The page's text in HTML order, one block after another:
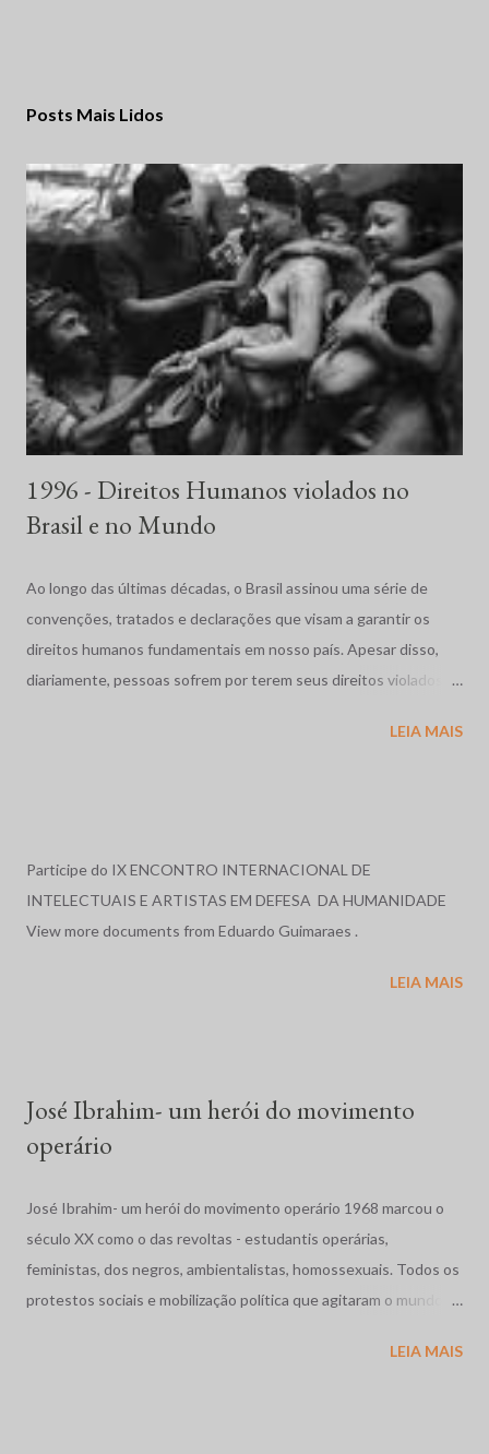
Posts Mais Lidos
1996 - Direitos Humanos violados no
Brasil e no Mundo
Ao longo das últimas décadas, o Brasil assinou uma série de
convenções, tratados e declarações que visam a garantir os
direitos humanos fundamentais em nosso país. Apesar disso,
diariamente, pessoas sofrem por terem seus direitos violados.
anualmente, publica uma reportagem sobre a situação dos
direitos humanos em diversos países do mundo, e cujos relatos
sobre o Brasil, nos anos de 1996 e 1997, serviram de base para o
Brasil, foi marcado por massacres, violência rural e urbana, más
LEIA MAIS
Participe do IX ENCONTRO INTERNACIONAL DE
INTELECTUAIS E ARTISTAS EM DEFESA DA HUMANIDADE
View more documents from Eduardo Guimaraes .
LEIA MAIS
José Ibrahim- um herói do movimento
operário
José Ibrahim- um herói do movimento operário 1968 marcou o
século XX como o das revoltas - estudantis operárias,
feministas, dos negros, ambientalistas, homossexuais. Todos os
protestos sociais e mobilização política que agitaram o mundo
massacre dos estudantes na México, a guerra no Vietnã se
LEIA MAIS